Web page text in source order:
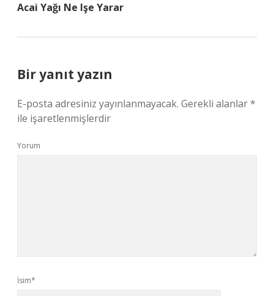
Acai Yağı Ne Işe Yarar
Bir yanıt yazın
E-posta adresiniz yayınlanmayacak. Gerekli alanlar*
ile işaretlenmişlerdir
Yorum
İsim*